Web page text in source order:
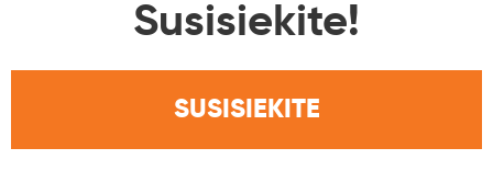
Susisiekite!
SUSISIEKITE